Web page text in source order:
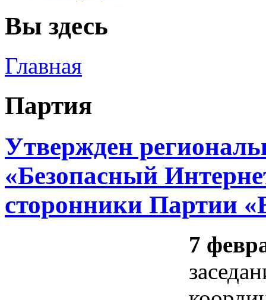
Вы здесь
Главная
Партия
Утвержден
«Безопасный
сторонники Партии
7